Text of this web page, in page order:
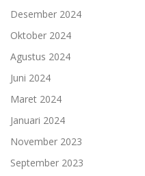
Desember 2024
Oktober 2024
Agustus 2024
Juni 2024
Maret 2024
Januari 2024
November 2023
September 2023